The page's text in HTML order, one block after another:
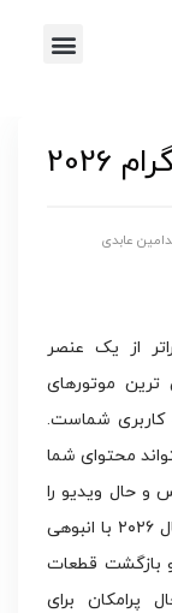
عابدی
از یک عنصر
موتورهای
شماست.
محتوای شما
و حال ویدیو را
به شکلی عمیق به مخاطب منتقل میکند. سال ۲۰۲۶ با انبوهی
بازگشت قطعات
پرامکان برای